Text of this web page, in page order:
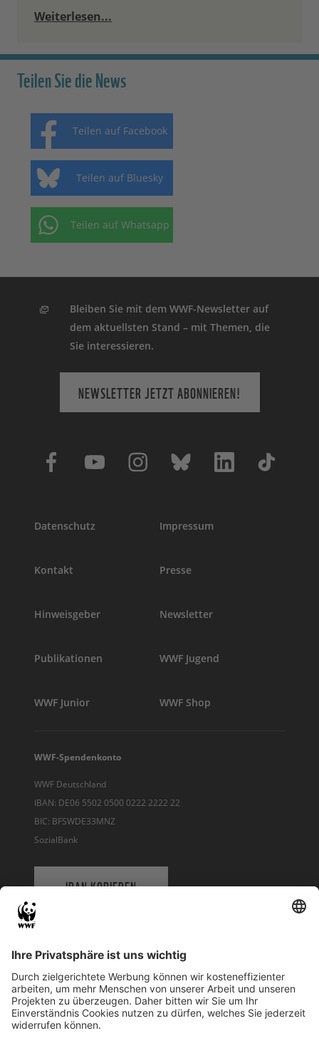
Weiterlesen...
Teilen Sie die News
Teilen auf Facebook
Teilen auf Bluesky
Teilen auf Whatsapp
Bleiben Sie mit dem WWF-Newsletter auf
dem aktuellsten Stand – mit Themen, die
Sie interessieren.
NEWSLETTER JETZT ABONNIEREN!
Datenschutz Impressum
Kontakt Presse
Hinweisgeber Newsletter
Publikationen WWF Jugend
WWF Junior WWF Shop
WWF-Spendenkonto
WWF Deutschland
IBAN: DE06 5502 0500 0222 2222 22
BIC: BFSWDE33MNZ
SozialBank
IBAN KOPIEREN
WWF Deutschland
Reinhardtstr. 18
10117 Berlin